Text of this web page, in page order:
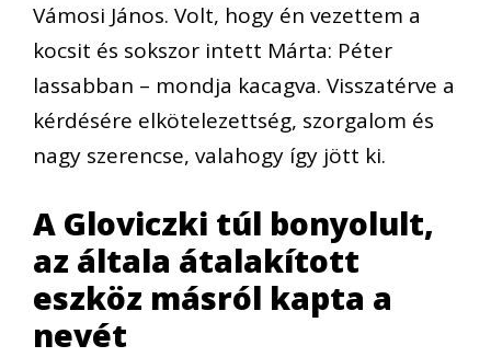
Vámosi János. Volt, hogy én vezettem a
kocsit és sokszor intett Márta: Péter
lassabban – mondja kacagva. Visszatérve a
kérdésére elkötelezettség, szorgalom és
nagy szerencse, valahogy így jött ki.
A Gloviczki túl bonyolult,
az általa átalakított
eszköz másról kapta a
nevét